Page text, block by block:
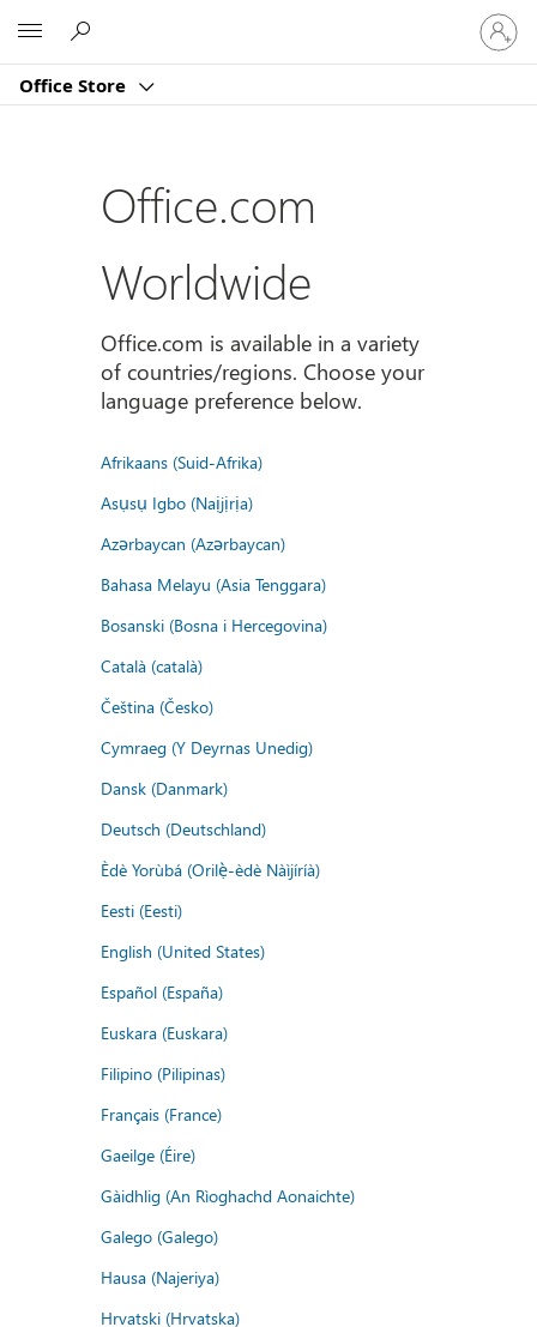
Office Store
Sign
in
to
account
Office.com
Worldwide
Office.com is available in a variety
of countries/regions. Choose your
language preference below.
Afrikaans (Suid-Afrika)
Asụsụ Igbo (Naịjịrịa)
Azərbaycan (Azərbaycan)
Bahasa Melayu (Asia Tenggara)
Bosanski (Bosna i Hercegovina)
Català (català)
Čeština (Česko)
Cymraeg (Y Deyrnas Unedig)
Dansk (Danmark)
Deutsch (Deutschland)
Èdè Yorùbá (Orilẹ̀-èdè Nàìjíríà)
Eesti (Eesti)
English (United States)
Español (España)
Euskara (Euskara)
Filipino (Pilipinas)
Français (France)
Gaeilge (Éire)
Gàidhlig (An Rìoghachd Aonaichte)
Galego (Galego)
Hausa (Najeriya)
Hrvatski (Hrvatska)